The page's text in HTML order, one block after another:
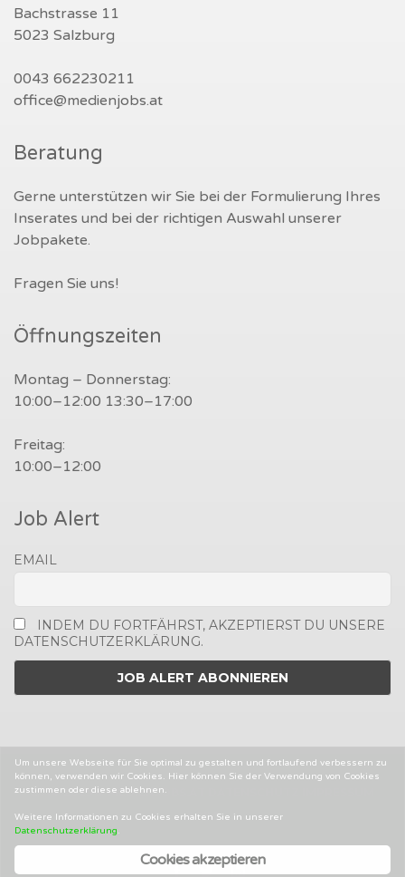
Bachstrasse 11
5023 Salzburg
0043 662230211
office@medienjobs.at
Beratung
Gerne unterstützen wir Sie bei der Formulierung Ihres
Inserates und bei der richtigen Auswahl unserer
Jobpakete.
Fragen Sie uns!
Öffnungszeiten
Montag – Donnerstag:
10:00–12:00 13:30–17:00
Freitag:
10:00–12:00
Job Alert
EMAIL
INDEM DU FORTFÄHRST, AKZEPTIERST DU UNSERE
DATENSCHUTZERKLÄRUNG.
2014-2025 © MEDIENJOBS.AT
AGBS
Facebook
Twitter
Linked
Um unsere Webseite für Sie optimal zu gestalten und fortlaufend verbessern zu
können, verwenden wir Cookies. Hier können Sie der Verwendung von Cookies
zustimmen oder diese ablehnen.
Weitere Informationen zu Cookies erhalten Sie in unserer
Datenschutzerklärung.
Cookies akzeptieren